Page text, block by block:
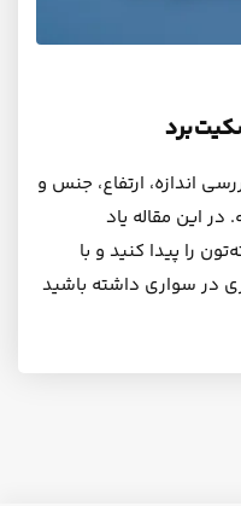
اندازه، ارتفاع، جنس و
در این مقاله یاد
را پیدا کنید و با
در سواری داشته باشید